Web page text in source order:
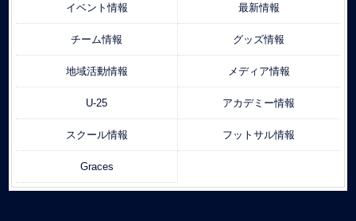
イベント情報 最新情報
チーム情報 グッズ情報
地域活動情報 メディア情報
U-25 アカデミー情報
スクール情報 フットサル情報
Graces